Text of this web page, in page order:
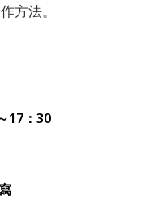
方法。
17：30